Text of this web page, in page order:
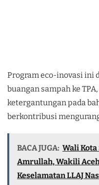
Program eco-inovasi ini
buangan sampah ke
ketergantungan pada
berkontribusi
BACA JUGA: Wali
Amrullah, Wakili
Keselamatan LLAJ